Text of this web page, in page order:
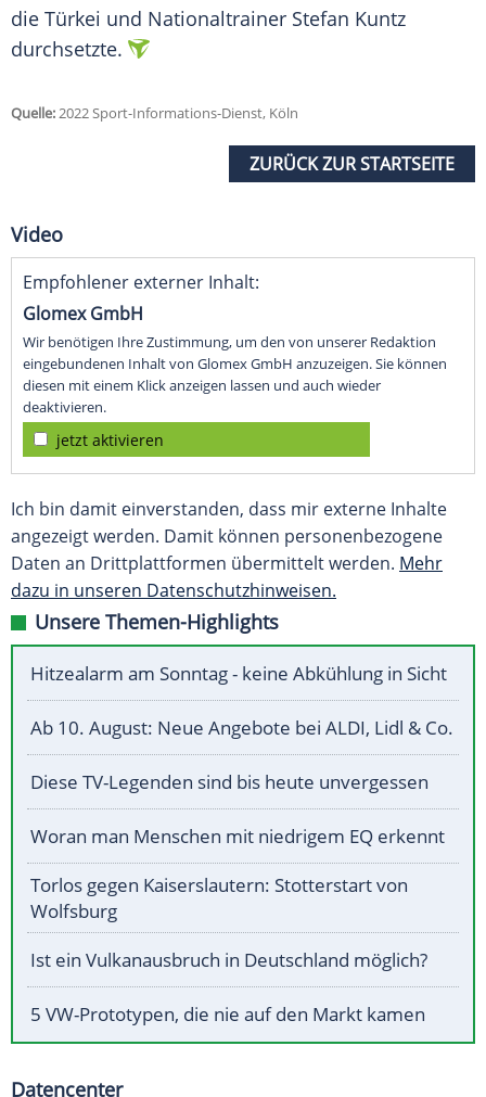
die Türkei und Nationaltrainer Stefan Kuntz
durchsetzte.
Quelle:2022 Sport-Informations-Dienst, Köln
ZURÜCK ZUR STARTSEITE
Video
Empfohlener externer Inhalt:
Glomex GmbH
Wir benötigen Ihre Zustimmung, um den von unserer Redaktion
eingebundenen Inhalt von Glomex GmbH anzuzeigen. Sie können
diesen mit einem Klick anzeigen lassen und auch wieder
deaktivieren.
jetzt aktivieren
Ich bin damit einverstanden, dass mir externe Inhalte
angezeigt werden. Damit können personenbezogene
Daten an Drittplattformen übermittelt werden. Mehr
dazu in unseren Datenschutzhinweisen.
Unsere Themen-Highlights
Hitzealarm am Sonntag - keine Abkühlung in Sicht
Ab 10. August: Neue Angebote bei ALDI, Lidl & Co.
Diese TV-Legenden sind bis heute unvergessen
Woran man Menschen mit niedrigem EQ erkennt
Torlos gegen Kaiserslautern: Stotterstart von
Wolfsburg
Ist ein Vulkanausbruch in Deutschland möglich?
5 VW-Prototypen, die nie auf den Markt kamen
Datencenter